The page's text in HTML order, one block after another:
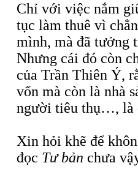
Chỉ với việc nắm
tục làm thuê vì
mình, mà đã tưởng
Nhưng cái đó còn
của Trần Thiên Ý,
vốn mà còn là nhà
người tiêu thụ…, là
Xin hỏi khẽ để
đọc Tư bản chưa